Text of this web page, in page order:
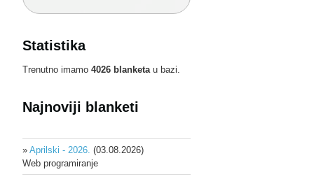
Statistika
Trenutno imamo 4026 blanketa u bazi.
Najnoviji blanketi
» Aprilski - 2026. (03.08.2026)
Web programiranje